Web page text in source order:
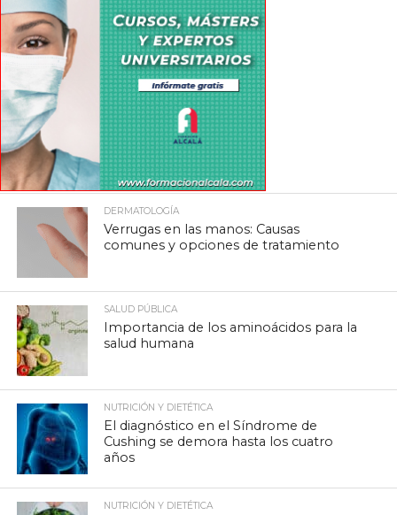
DERMATOLOGÍA
Verrugas en las manos: Causas
comunes y opciones de tratamiento
SALUD PÚBLICA
Importancia de los aminoácidos para la
salud humana
NUTRICIÓN Y DIETÉTICA
El diagnóstico en el Síndrome de
Cushing se demora hasta los cuatro
años
NUTRICIÓN Y DIETÉTICA